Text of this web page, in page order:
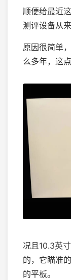
顺便给最近
测评设备从
原因很简单
么多年，这
况且10.3英
的，它瞄准
的平板。